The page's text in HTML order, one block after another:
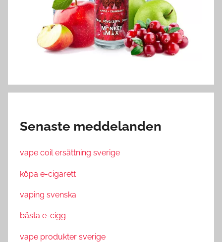
Senaste meddelanden
vape coil ersättning sverige
köpa e-cigarett
vaping svenska
bästa e-cigg
vape produkter sverige